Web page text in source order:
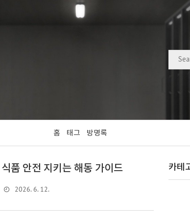
홈 태그 방명록
품 안전 지키는 해동 가이드
2026. 6. 12.
카테